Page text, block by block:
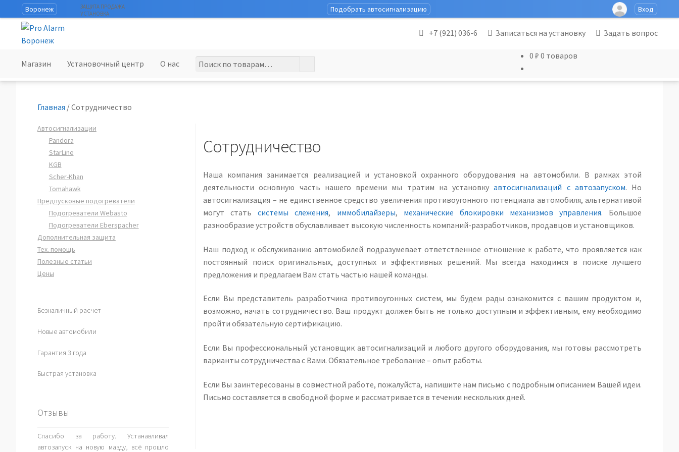
Воронеж Подобрать автосигнализацию Вход
Перейти
к
Перейти
к
ЗАЩИТА ПРОДАЖА
УСТАНОВКА
+7 (921) 036-6 Записаться на установку Задать вопрос
Магазин Установочный центр О нас Искать:
0 ₽ 0 товаров
Главная /Сотрудничество
Сотрудничество
Наша компания занимается реализацией и установкой охранного оборудования на автомобили. В рамках этой
деятельности основную часть нашего времени мы тратим на установкуавтосигнализаций с автозапуском. Но
автосигнализация – не единственное средство увеличения противоугонного потенциала автомобиля, альтернативой
могут статьсистемы слежения, иммобилайзеры, механические блокировки механизмов управления. Большое
разнообразие устройств обуславливает высокую численность компаний-разработчиков, продавцов и установщиков.
Наш подход к обслуживанию автомобилей подразумевает ответственное отношение к работе, что проявляется как
постоянный поиск оригинальных, доступных и эффективных решений. Мы всегда находимся в поиске лучшего
предложения и предлагаем Вам стать частью нашей команды.
Если Вы представитель разработчика противоугонных систем, мы будем рады ознакомится с вашим продуктом и,
возможно, начать сотрудничество. Ваш продукт должен быть не только доступным и эффективным, ему необходимо
пройти обязательную сертификацию.
Если Вы профессиональный установщик автосигнализаций и любого другого оборудования, мы готовы рассмотреть
варианты сотрудничества с Вами. Обязательное требование – опыт работы.
Если Вы заинтересованы в совместной работе, пожалуйста, напишите нам письмо с подробным описанием Вашей идеи.
Письмо составляется в свободной форме и рассматривается в течении нескольких дней.
Автосигнализации
Pandora
StarLine
KGB
Scher-Khan
Tomahawk
Предпусковые подогреватели
Подогреватели Webasto
Подогреватели Eberspacher
Дополнительная защита
Тех. помощь
Полезные статьи
Цены
Безналичный расчет
Новые автомобили
Гарантия 3 года
Быстрая установка
Отзывы
Спасибо за работу. Устанавливал
автозапуск на новую мазду, всё прошло